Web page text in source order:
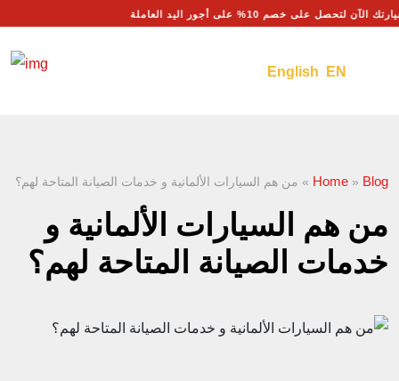
الآن لتحصل على خصم 10% على أجور اليد العاملة
English EN
Home » Blog
» من هم السيارات الألمانية و خدمات الصيانة المتاحة لهم؟
من هم السيارات الألمانية و
خدمات الصيانة المتاحة لهم؟